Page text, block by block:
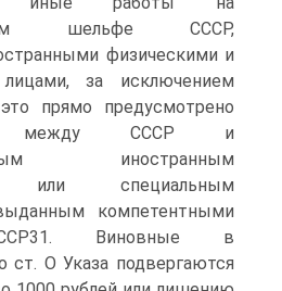
шельфе СССР,
физическими и
за исключением
прямо предусмотрено
между СССР и
иностранным
или специальным
компетентными
Виновные в
ст. О Указа подвергаются